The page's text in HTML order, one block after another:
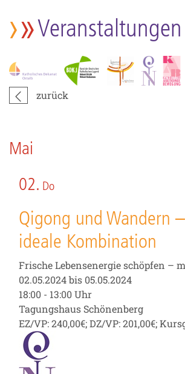
Veranstaltungen
zurück
Mai
02. Do
Qigong und Wandern
ideale Kombination
Frische Lebensenergie schöpfen –
02.05.2024 bis 05.05.2024
18:00 - 13:00 Uhr
Tagungshaus Schönenberg
EZ/VP: 240,00€; DZ/VP: 201,00€;